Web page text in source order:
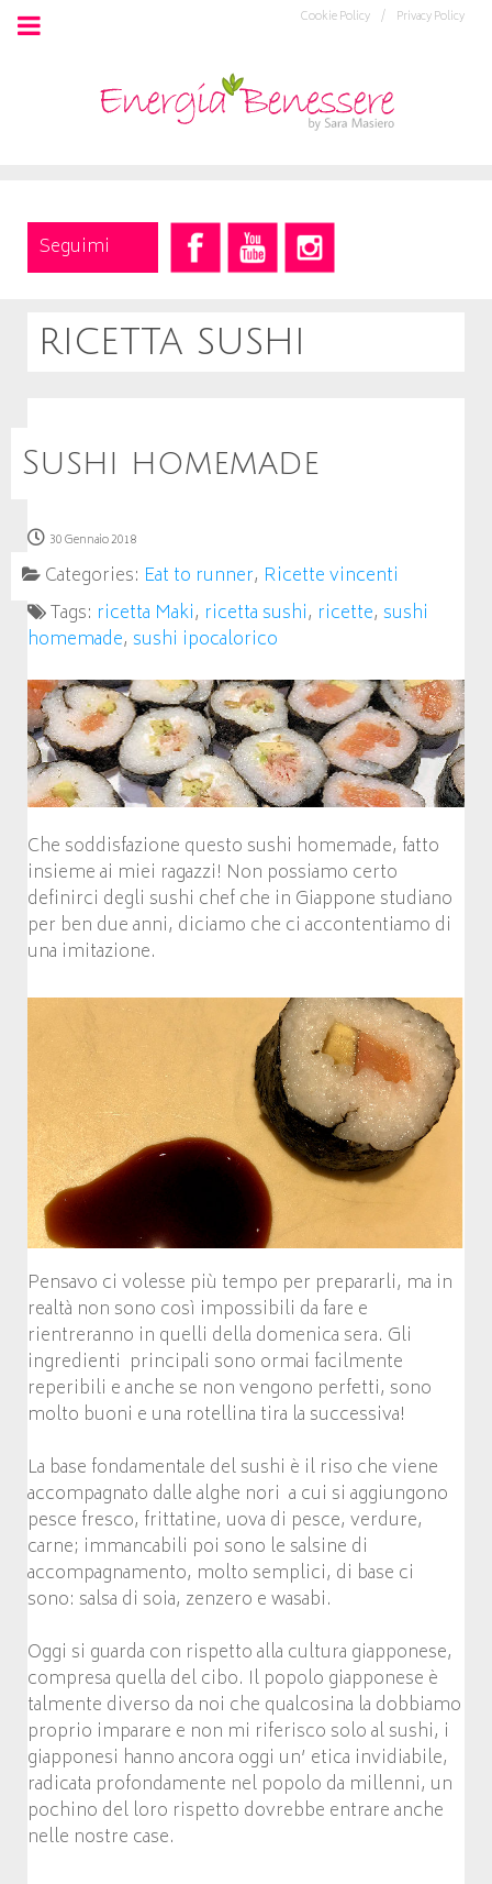
Privacy Policy
Cookie Policy /
Seguimi
ricetta sushi
Sushi homemade
30 Gennaio 2018
Categories: Eat to runner, Ricette vincenti
Tags: ricetta Maki, ricetta sushi, ricette, sushi
homemade, sushi ipocalorico
Che soddisfazione questo sushi homemade, fatto
insieme ai miei ragazzi! Non possiamo certo
definirci degli sushi chef che in Giappone studiano
per ben due anni, diciamo che ci accontentiamo di
una imitazione.
Pensavo ci volesse più tempo per prepararli, ma in
realtà non sono così impossibili da fare e
rientreranno in quelli della domenica sera. Gli
ingredienti principali sono ormai facilmente
reperibili e anche se non vengono perfetti, sono
molto buoni e una rotellina tira la successiva!
La base fondamentale del sushi è il riso che viene
accompagnato dalle alghe nori a cui si aggiungono
pesce fresco, frittatine, uova di pesce, verdure,
carne; immancabili poi sono le salsine di
accompagnamento, molto semplici, di base ci
sono: salsa di soia, zenzero e wasabi.
Oggi si guarda con rispetto alla cultura giapponese,
compresa quella del cibo. Il popolo giapponese è
talmente diverso da noi che qualcosina la dobbiamo
proprio imparare e non mi riferisco solo al sushi, i
giapponesi hanno ancora oggi un’ etica invidiabile,
radicata profondamente nel popolo da millenni, un
pochino del loro rispetto dovrebbe entrare anche
nelle nostre case.